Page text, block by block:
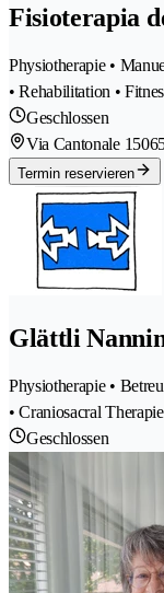
Fisioterapia
Physiotherapie •
• Rehabilitation •
Geschlossen
Via Cantonale 150
Termin reservieren
Glättli
Physiotherapie •
• Craniosacral
Geschlossen